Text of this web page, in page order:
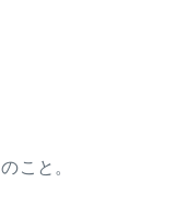
こと。